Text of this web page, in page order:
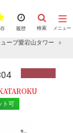
メニュー
検索
履歴
ーブ愛宕山タワー
ト可